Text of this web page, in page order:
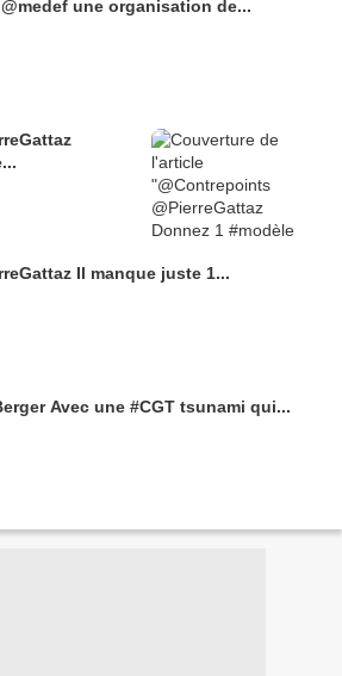
une organisation de...
Il manque juste 1...
Avec une #CGT tsunami qui...